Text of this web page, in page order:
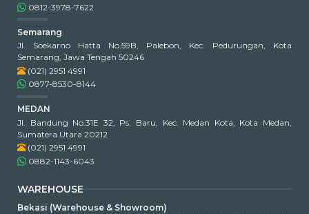
0812-3978-7622
Semarang
Jl. Soekarno Hatta No.59B, Palebon, Kec. Pedurungan, Kota
Semarang, Jawa Tengah 50246
(021) 2951 4991
0877-8530-8144
MEDAN
Jl. Bandung No.31E 32, Ps. Baru, Kec. Medan Kota, Kota Medan,
Sumatera Utara 20212
(021) 2951 4991
0882-1143-6043
WAREHOUSE
Bekasi (Warehouse & Showroom)